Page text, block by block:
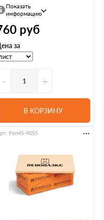
Показать
информацию
руб
за
- +
В КОРЗИНУ
Pen45-9055